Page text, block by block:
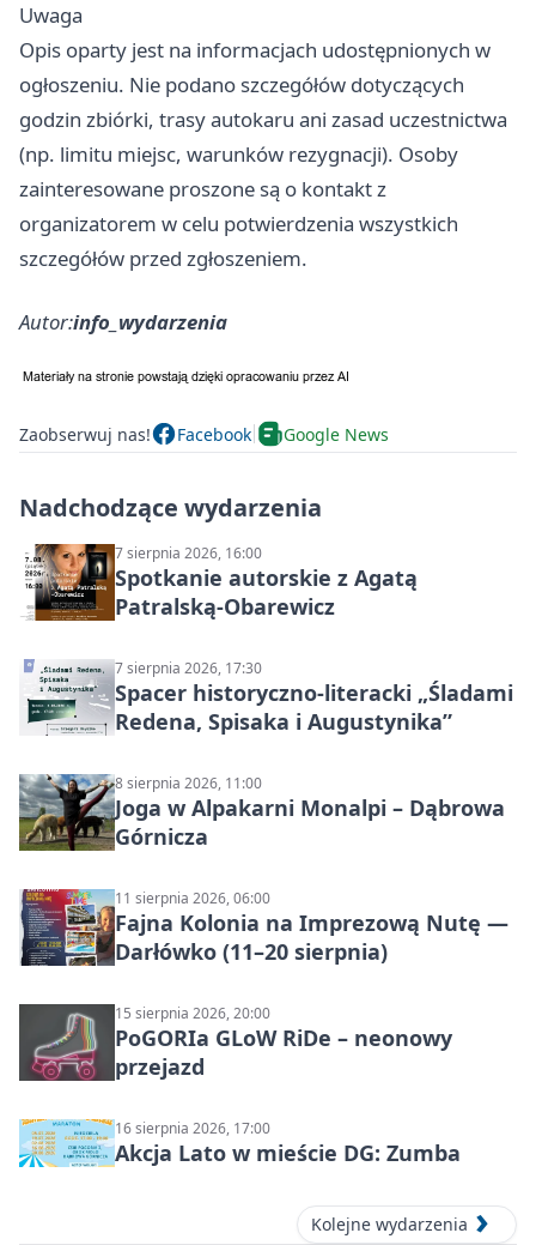
Uwaga
Opis oparty jest na informacjach udostępnionych w
ogłoszeniu. Nie podano szczegółów dotyczących
godzin zbiórki, trasy autokaru ani zasad uczestnictwa
(np. limitu miejsc, warunków rezygnacji). Osoby
zainteresowane proszone są o kontakt z
organizatorem w celu potwierdzenia wszystkich
szczegółów przed zgłoszeniem.
Autor:info_wydarzenia
Zaobserwuj nas! Facebook Google News
Nadchodzące wydarzenia
7 sierpnia 2026, 16:00
Spotkanie autorskie z Agatą
Patralską-Obarewicz
7 sierpnia 2026, 17:30
Spacer historyczno-literacki „Śladami
Redena, Spisaka i Augustynika”
8 sierpnia 2026, 11:00
Joga w Alpakarni Monalpi – Dąbrowa
Górnicza
11 sierpnia 2026, 06:00
Fajna Kolonia na Imprezową Nutę —
Darłówko (11–20 sierpnia)
15 sierpnia 2026, 20:00
PoGORIa GLoW RiDe – neonowy
przejazd
16 sierpnia 2026, 17:00
Akcja Lato w mieście DG: Zumba
Kolejne wydarzenia